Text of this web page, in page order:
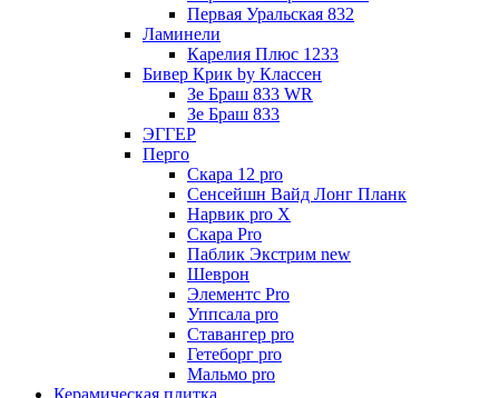
Первая Уральская 832
Ламинели
Карелия Плюс 1233
Бивер Крик by Классен
Зе Браш 833 WR
Зе Браш 833
ЭГГЕР
Перго
Скара 12 pro
Сенсейшн Вайд Лонг Планк
Нарвик pro X
Скара Pro
Паблик Экстрим new
Шеврон
Элементс Pro
Уппсала pro
Ставангер pro
Гетеборг pro
Мальмо pro
Керамическая плитка